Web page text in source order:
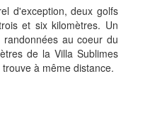
d'exception, deux golfs
et six kilomètres. Un
au coeur du
de la Villa Sublimes
à même distance.